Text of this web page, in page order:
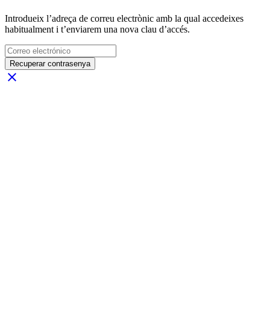
Introdueix l’adreça de correu electrònic amb la qual accedeixes
habitualment i t’enviarem una nova clau d’accés.
Recuperar contrasenya
close